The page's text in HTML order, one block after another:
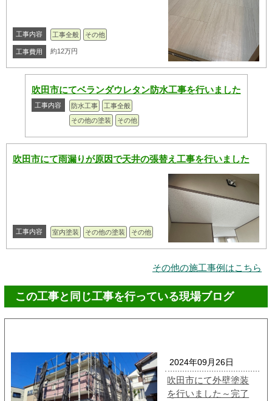
工事内容 工事全般 その他
工事費用 約12万円
吹田市にてベランダウレタン防水工事を行いました
工事内容 防水工事
工事全般
その他の塗装
その他
吹田市にて雨漏りが原因で天井の張替え工事を行いました
工事内容 室内塗装 その他の塗装 その他
その他の施工事例はこちら
この工事と同じ工事を行っている現場ブログ
2024年09月26日
吹田市にて外壁塗装
を行いました～完了